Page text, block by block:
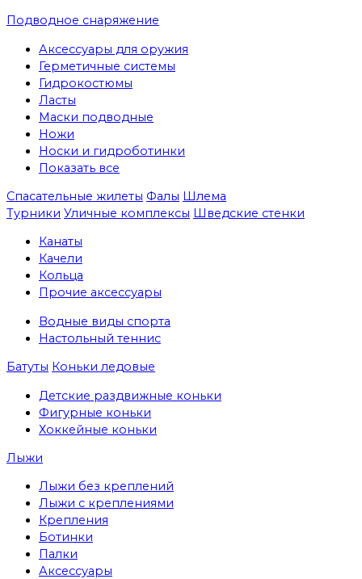
Подводное снаряжение
Аксессуары для оружия
Герметичные системы
Гидрокостюмы
Ласты
Маски подводные
Ножи
Носки и гидроботинки
Показать все
Спасательные жилеты Фалы Шлема
Турники Уличные комплексы Шведские стенки
Канаты
Качели
Кольца
Прочие аксессуары
Водные виды спорта
Настольный теннис
Батуты Коньки ледовые
Детские раздвижные коньки
Фигурные коньки
Хоккейные коньки
Лыжи
Лыжи без креплений
Лыжи с креплениями
Крепления
Ботинки
Палки
Аксессуары